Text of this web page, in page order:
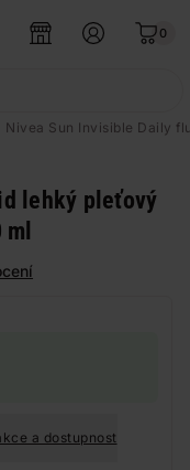
0
Nivea Sun Invisible Daily
lehký pleťový
a dostupnost